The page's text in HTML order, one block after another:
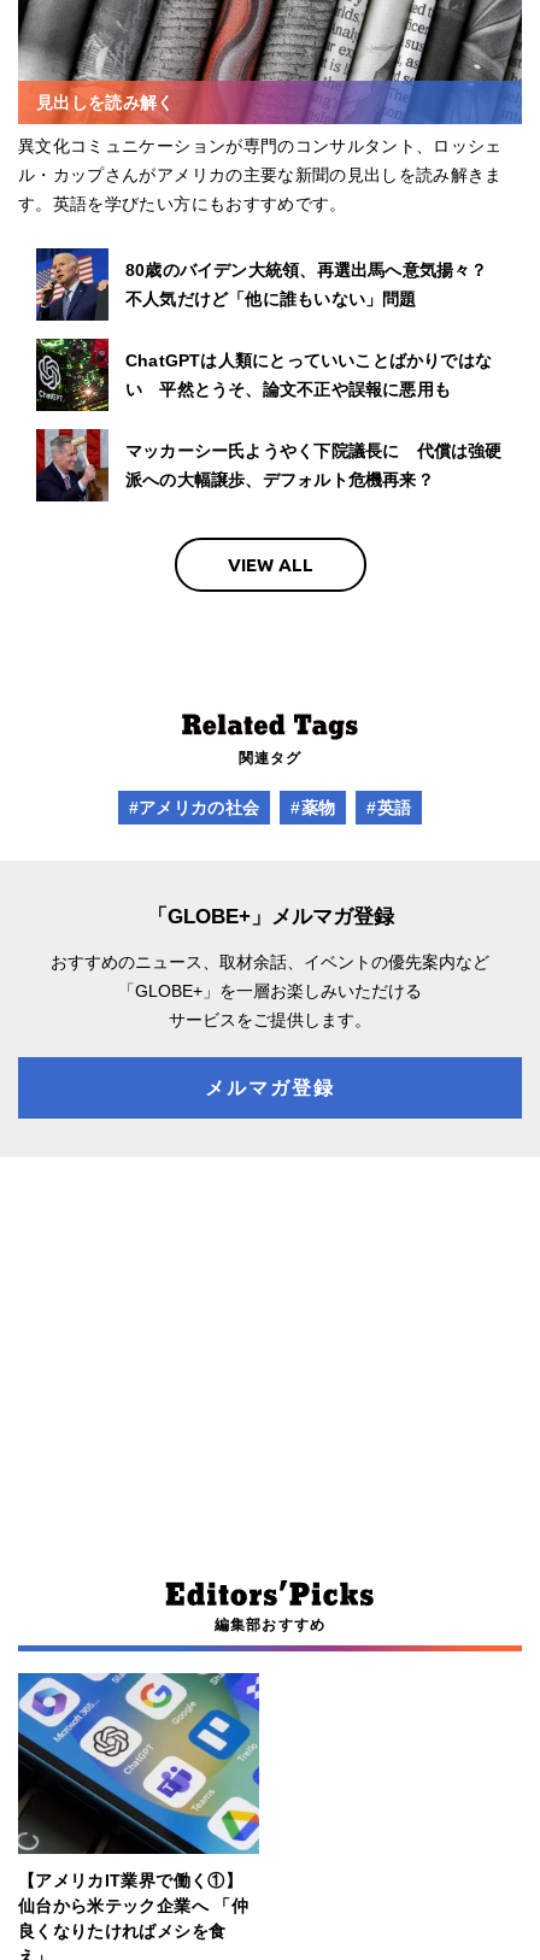
見出しを読み解く
異文化コミュニケーションが専門のコンサルタント、ロッシェ
ル・カップさんがアメリカの主要な新聞の見出しを読み解きま
す。英語を学びたい方にもおすすめです。
80歳のバイデン大統領、再選出馬へ意気揚々？
不人気だけど「他に誰もいない」問題
ChatGPTは人類にとっていいことばかりではな
い 平然とうそ、論文不正や誤報に悪用も
マッカーシー氏ようやく下院議長に 代償は強硬
派への大幅譲歩、デフォルト危機再来？
VIEW ALL
関連タグ
#アメリカの社会 #薬物 #英語
「GLOBE+」メルマガ登録
おすすめのニュース、取材余話、 イベントの優先案内など
「GLOBE+」を一層お楽しみいただける
サービスをご提供します。
メルマガ登録
編集部おすすめ
【アメリカIT業界で働く①】
仙台から米テック企業へ 「仲
良くなりたければメシを食